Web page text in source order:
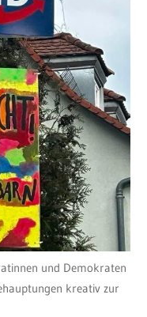
und Demokraten
kreativ zur